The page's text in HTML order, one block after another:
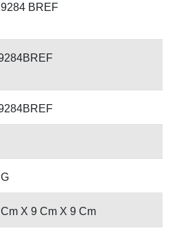
BREF
X 9 Cm X 9 Cm